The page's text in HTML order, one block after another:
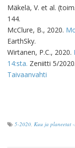
Mäkelä, V. et al.
144.
McClure, B., 2020.
EarthSky.
Wirtanen, P.C., 2020.
14:sta. Zeniitti 5/2020.
Taivaanvahti
5-2020 Kuu ja planeetat